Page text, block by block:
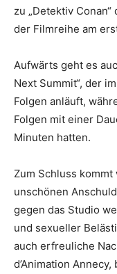
zu „Detektiv
der Filmreihe am
Aufwärts geht es
Next Summit“, der
Folgen anläuft,
Folgen mit einer
Minuten hatten.
Zum Schluss
unschönen
gegen das Studio
und sexueller
auch erfreuliche
d’Animation